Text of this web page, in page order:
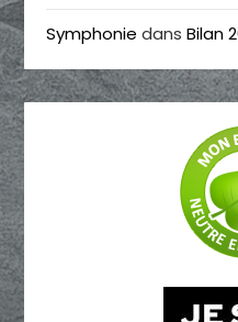
Symphonie dansBilan